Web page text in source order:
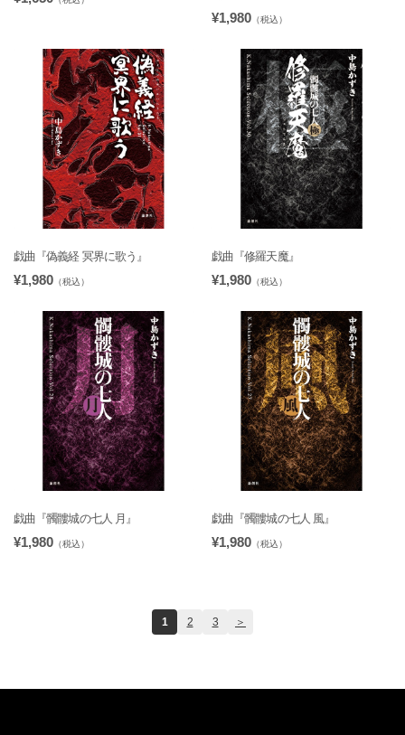
¥1,980 （税込）
戯曲『偽義経 冥界に歌う』
¥1,980 （税込）
戯曲『修羅天魔』
¥1,980 （税込）
戯曲『髑髏城の七人 月』
¥1,980 （税込）
戯曲『髑髏城の七人 風』
¥1,980 （税込）
1 2 3 ＞